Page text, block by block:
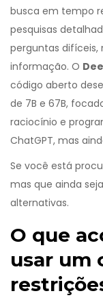
busca em tempo
pesquisas
perguntas
informação. O
código aberto
de 7B e 67B,
raciocínio e
ChatGPT, mas
Se você está
mas que ainda
alternativas.
O que
usar um